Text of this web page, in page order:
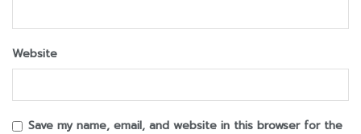
Website
Save my name, email, and website in this browser for the